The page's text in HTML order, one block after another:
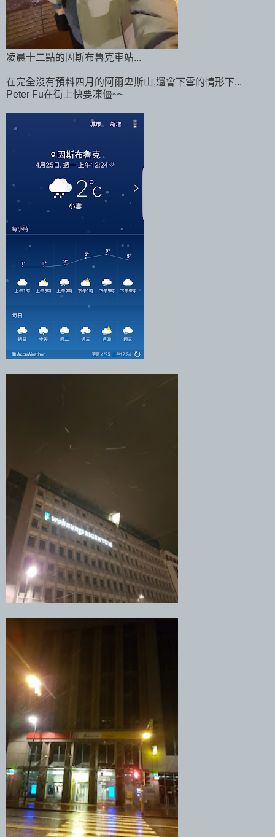
凌晨十二點的因斯布魯克車站...
在完全沒有預料四月的阿爾卑斯山,還會下雪的情形下...
Peter Fu在街上快要凍僵~~